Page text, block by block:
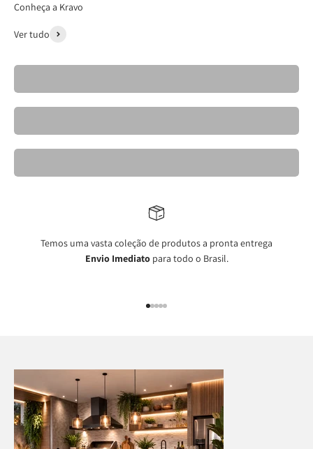
Conheça a Kravo
Ver tudo
Cadeiras- Kravo 26
Banquetas Kravo
Mesas de Jantar Elegantes- Kravo
Temos uma vasta coleção de produtos a pronta entrega
Envio Imediatopara todo o Brasil.